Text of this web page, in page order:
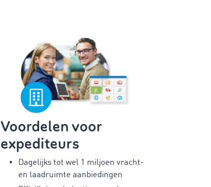
Voordelen voor
expediteurs
Dagelijks tot wel 1 miljoen vracht-
en laadruimte aanbiedingen